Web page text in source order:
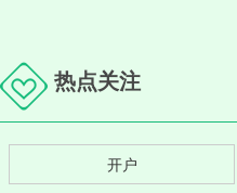
热点关注
开户